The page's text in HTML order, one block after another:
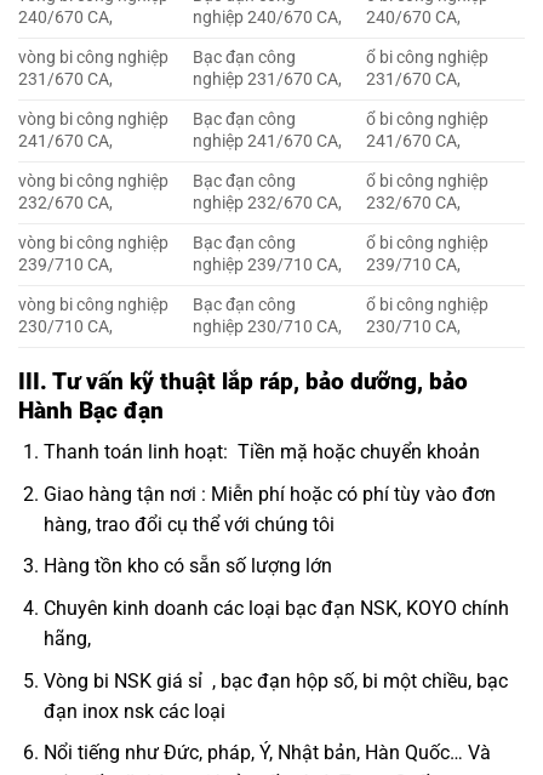
240/670 CA,
nghiệp 240/670 CA,
240/670 CA,
vòng bi công nghiệp
231/670 CA,
Bạc đạn công
nghiệp 231/670 CA,
ổ bi công nghiệp
231/670 CA,
vòng bi công nghiệp
241/670 CA,
Bạc đạn công
nghiệp 241/670 CA,
ổ bi công nghiệp
241/670 CA,
vòng bi công nghiệp
232/670 CA,
Bạc đạn công
nghiệp 232/670 CA,
ổ bi công nghiệp
232/670 CA,
vòng bi công nghiệp
239/710 CA,
Bạc đạn công
nghiệp 239/710 CA,
ổ bi công nghiệp
239/710 CA,
vòng bi công nghiệp
230/710 CA,
Bạc đạn công
nghiệp 230/710 CA,
ổ bi công nghiệp
230/710 CA,
III. Tư vấn kỹ thuật lắp ráp, bảo dưỡng, bảo
Hành Bạc đạn
Thanh toán linh hoạt: Tiền mặ hoặc chuyển khoản
Giao hàng tận nơi : Miễn phí hoặc có phí tùy vào đơn
hàng, trao đổi cụ thể với chúng tôi
Hàng tồn kho có sẵn số lượng lớn
Chuyên kinh doanh các loại bạc đạn NSK, KOYO chính
hãng,
Vòng bi NSK giá sỉ, bạc đạn hộp số, bi một chiều, bạc
đạn inox nskcác loại
Nổi tiếng như Đức, pháp, Ý, Nhật bản, Hàn Quốc… Và